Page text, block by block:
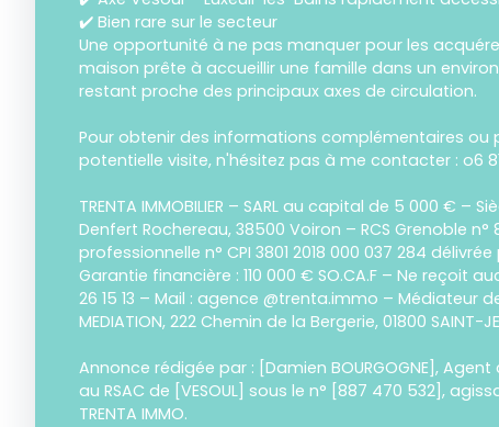
✔️ Bien rare sur le secteur
Une opportunité à ne pas manquer pour les
maison prête à accueillir une famille dans un
restant proche des principaux axes de circulation.
Pour obtenir des informations complémentaires ou
potentielle visite, n'hésitez pas à me contacter : o6
TRENTA IMMOBILIER – SARL au capital de 5 000 € –
Denfert Rochereau, 38500 Voiron – RCS Grenoble n°
professionnelle n° CPI 3801 2018 000 037 284
Garantie financière : 110 000 € SO.CA.F – Ne reçoit
26 15 13 – Mail : agence @trenta.immo – Médiateur
MEDIATION, 222 Chemin de la Bergerie, 01800 SAINT-
Annonce rédigée par : [Damien BOURGOGNE],
au RSAC de [VESOUL] sous le n° [887 470 532],
TRENTA IMMO.